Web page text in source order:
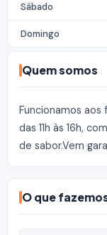
Quem somos
Funcionamos
das 11h às 16h,
de sabor.Vem
O que
Sábado
Domingo